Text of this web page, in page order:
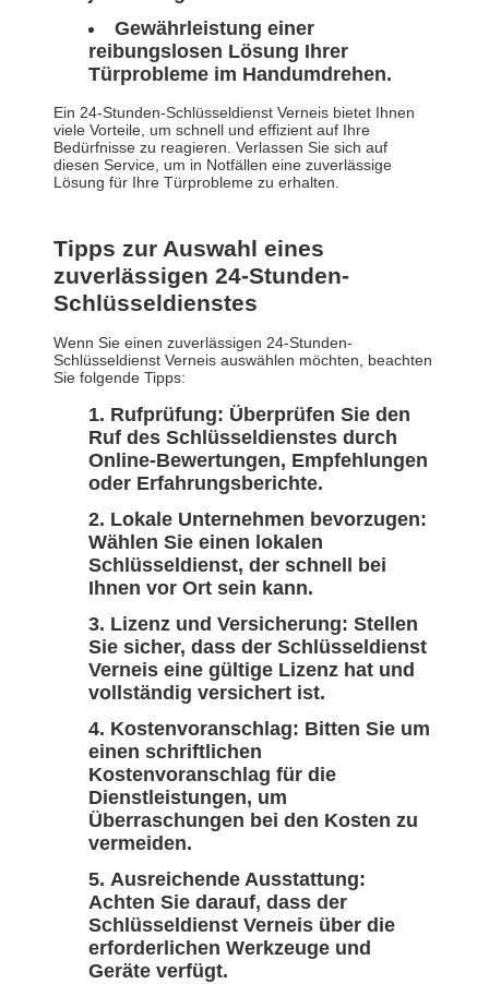
Gewährleistung einer
reibungslosen Lösung Ihrer
Türprobleme im Handumdrehen.
Ein 24-Stunden-Schlüsseldienst Verneis bietet Ihnen
viele Vorteile, um schnell und effizient auf Ihre
Bedürfnisse zu reagieren. Verlassen Sie sich auf
diesen Service, um in Notfällen eine zuverlässige
Lösung für Ihre Türprobleme zu erhalten.
Tipps zur Auswahl eines
zuverlässigen 24-Stunden-
Schlüsseldienstes
Wenn Sie einen zuverlässigen 24-Stunden-
Schlüsseldienst Verneis auswählen möchten, beachten
Sie folgende Tipps:
Rufprüfung: Überprüfen Sie den
Ruf des Schlüsseldienstes durch
Online-Bewertungen, Empfehlungen
oder Erfahrungsberichte.
Lokale Unternehmen bevorzugen:
Wählen Sie einen lokalen
Schlüsseldienst, der schnell bei
Ihnen vor Ort sein kann.
Lizenz und Versicherung: Stellen
Sie sicher, dass der Schlüsseldienst
Verneis eine gültige Lizenz hat und
vollständig versichert ist.
Kostenvoranschlag: Bitten Sie um
einen schriftlichen
Kostenvoranschlag für die
Dienstleistungen, um
Überraschungen bei den Kosten zu
vermeiden.
Ausreichende Ausstattung:
Achten Sie darauf, dass der
Schlüsseldienst Verneis über die
erforderlichen Werkzeuge und
Geräte verfügt.